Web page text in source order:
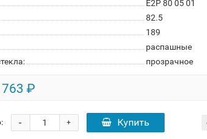
E2P 80 05 01
82.5
189
распашные
прозрачное
₽
+
- Купить